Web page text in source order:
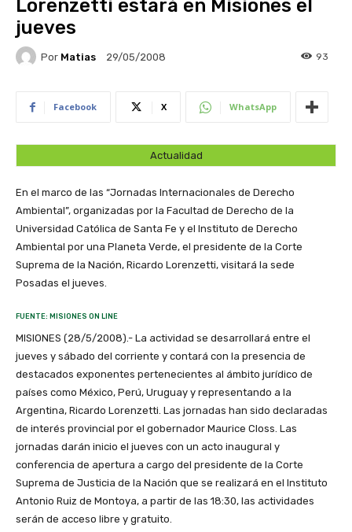
Lorenzetti estará en Misiones el
jueves
Por Matias 29/05/2008 93
Facebook X WhatsApp
Actualidad
En el marco de las “Jornadas Internacionales de Derecho
Ambiental”, organizadas por la Facultad de Derecho de la
Universidad Católica de Santa Fe y el Instituto de Derecho
Ambiental por una Planeta Verde, el presidente de la Corte
Suprema de la Nación, Ricardo Lorenzetti, visitará la sede
Posadas el jueves.
FUENTE: MISIONES ON LINE
MISIONES (28/5/2008).- La actividad se desarrollará entre el
jueves y sábado del corriente y contará con la presencia de
destacados exponentes pertenecientes al ámbito jurídico de
países como México, Perú, Uruguay y representando a la
Argentina, Ricardo Lorenzetti. Las jornadas han sido declaradas
de interés provincial por el gobernador Maurice Closs. Las
jornadas darán inicio el jueves con un acto inaugural y
conferencia de apertura a cargo del presidente de la Corte
Suprema de Justicia de la Nación que se realizará en el Instituto
Antonio Ruiz de Montoya, a partir de las 18:30, las actividades
serán de acceso libre y gratuito.